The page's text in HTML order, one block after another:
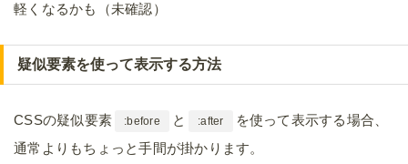
軽くなるかも（未確認）
疑似要素を使って表示する方法
CSSの疑似要素 :before と :after
を使って表示する場合、
通常よりもちょっと手間が掛かります。